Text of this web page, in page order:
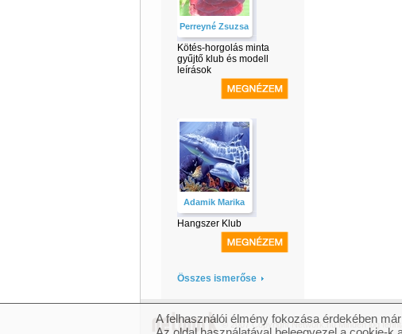
Perreyné Zsuzsa
Kötés-horgolás minta
gyűjtő klub és modell
leírások
Adamik Marika
Hangszer Klub
Összes ismerőse
© 2007 Copyright Network.hu Minden jog
A felhasználói élmény fokozása érdekében